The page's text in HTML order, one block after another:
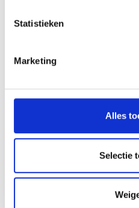
Statistieken
Marketing
Alles
Selectie
Meer weten